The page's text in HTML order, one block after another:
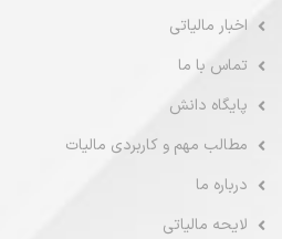
اخبار مالیاتی
تماس با ما
پایگاه دانش
مطالب مهم و کاربردی مالیات
درباره ما
لایحه مالیاتی